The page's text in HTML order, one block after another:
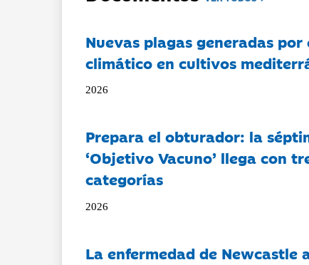
Nuevas plagas generadas por
climático en cultivos
2026
Prepara el obturador: la
‘Objetivo Vacuno’ llega con
categorías
2026
La enfermedad de Newcastle